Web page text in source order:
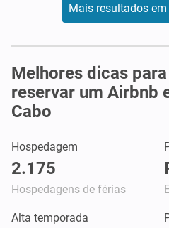
Mais resultados
Melhores dicas
reservar um Airbnb
Cabo
Hospedagem
2.175
Hospedagens de férias
Alta temporada